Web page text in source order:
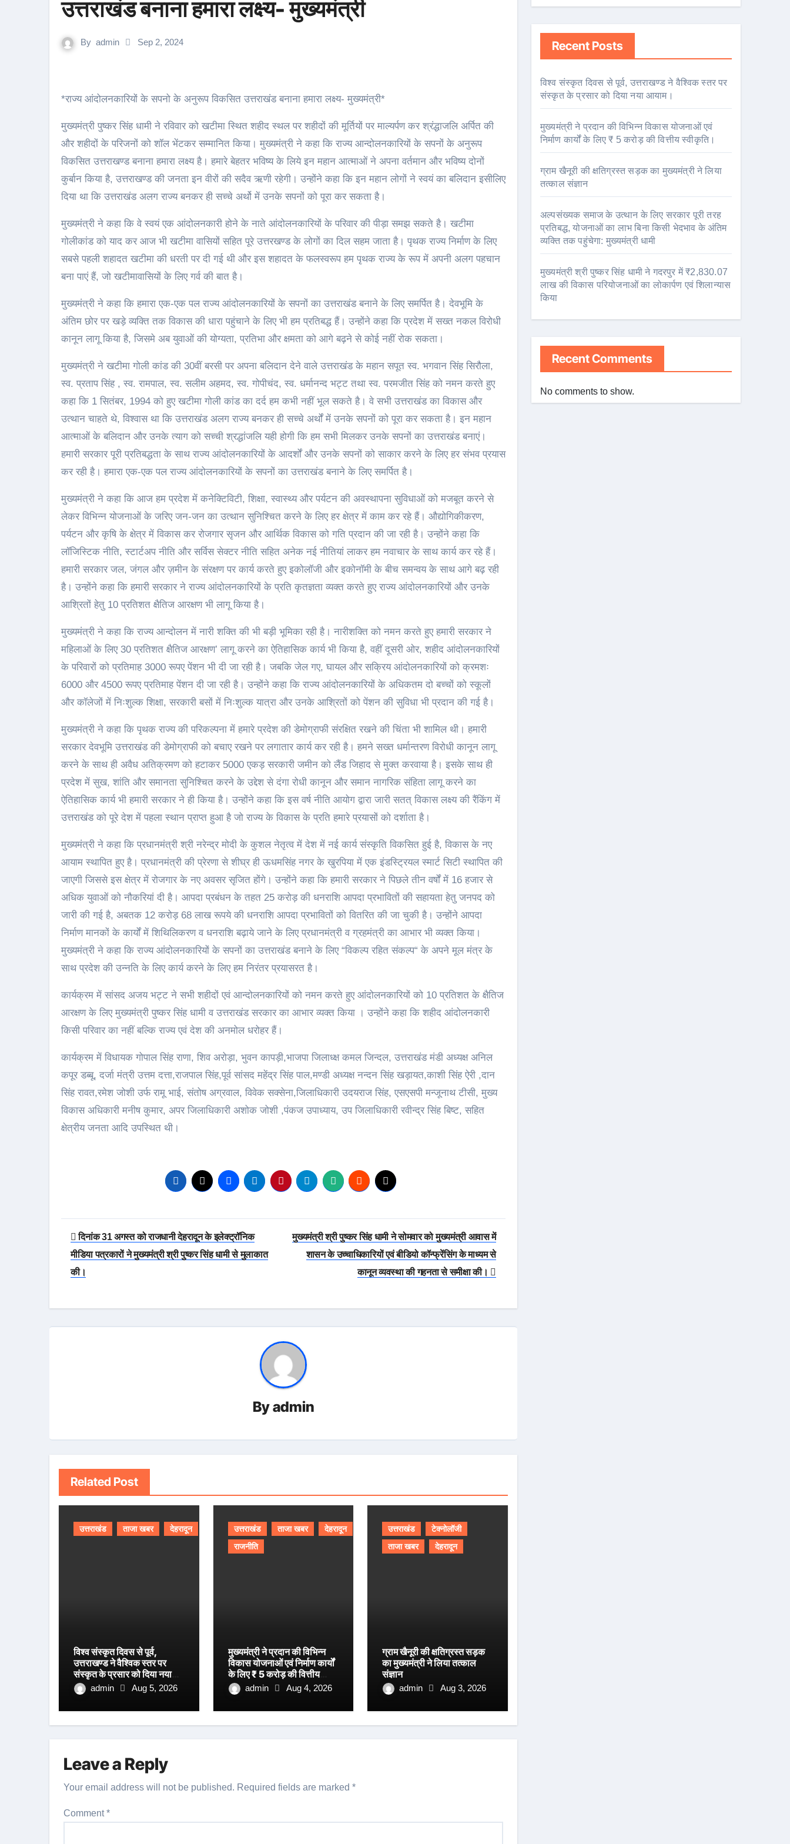
उत्तराखंड बनाना हमारा लक्ष्य- मुख्यमंत्री
By admin Sep 2, 2024
*राज्य आंदोलनकारियों के सपनो के अनुरूप विकसित उत्तराखंड बनाना हमारा लक्ष्य- मुख्यमंत्री*
मुख्यमंत्री पुष्कर सिंह धामी ने रविवार को खटीमा स्थित शहीद स्थल पर शहीदों की मूर्तियों पर माल्यर्पण कर श्रंद्धाजलि अर्पित की
और शहीदों के परिजनों को शॉल भेंटकर सम्मानित किया। मुख्यमंत्री ने कहा कि राज्य आन्दोलनकारियों के सपनों के अनुरूप
विकसित उत्तराखण्ड बनाना हमारा लक्ष्य है। हमारे बेहतर भविष्य के लिये इन महान आत्माओं ने अपना वर्तमान और भविष्य दोनों
कुर्बान किया है, उत्तराखण्ड की जनता इन वीरों की सदैव ऋणी रहेगी। उन्होंने कहा कि इन महान लोगों ने स्वयं का बलिदान इसीलिए
दिया था कि उत्तराखंड अलग राज्य बनकर ही सच्चे अर्थो में उनके सपनों को पूरा कर सकता है।
मुख्यमंत्री ने कहा कि वे स्वयं एक आंदोलनकारी होने के नाते आंदोलनकारियों के परिवार की पीड़ा समझ सकते है। खटीमा
गोलीकांड को याद कर आज भी खटीमा वासियों सहित पूरे उत्तरखण्ड के लोगों का दिल सहम जाता है। पृथक राज्य निर्माण के लिए
सबसे पहली शहादत खटीमा की धरती पर दी गई थी और इस शहादत के फलस्वरूप हम पृथक राज्य के रूप में अपनी अलग पहचान
बना पाएं हैं, जो खटीमावासियों के लिए गर्व की बात है।
मुख्यमंत्री ने कहा कि हमारा एक-एक पल राज्य आंदोलनकारियों के सपनों का उत्तराखंड बनाने के लिए समर्पित है। देवभूमि के
अंतिम छोर पर खड़े व्यक्ति तक विकास की धारा पहुंचाने के लिए भी हम प्रतिबद्ध हैं। उन्होंने कहा कि प्रदेश में सख्त नकल विरोधी
कानून लागू किया है, जिसमे अब युवाओं की योग्यता, प्रतिभा और क्षमता को आगे बढ़ने से कोई नहीं रोक सकता।
मुख्यमंत्री ने खटीमा गोली कांड की 30वीं बरसी पर अपना बलिदान देने वाले उत्तराखंड के महान सपूत स्व. भगवान सिंह सिरौला,
स्व. प्रताप सिंह , स्व. रामपाल, स्व. सलीम अहमद, स्व. गोपीचंद, स्व. धर्मानन्द भट्ट तथा स्व. परमजीत सिंह को नमन करते हुए
कहा कि 1 सितंबर, 1994 को हुए खटीमा गोली कांड का दर्द हम कभी नहीं भूल सकते है। वे सभी उत्तराखंड का विकास और
उत्थान चाहते थे, विश्वास था कि उत्तराखंड अलग राज्य बनकर ही सच्चे अर्थों में उनके सपनों को पूरा कर सकता है। इन महान
आत्माओं के बलिदान और उनके त्याग को सच्ची श्रद्धांजलि यही होगी कि हम सभी मिलकर उनके सपनों का उत्तराखंड बनाएं।
हमारी सरकार पूरी प्रतिबद्धता के साथ राज्य आंदोलनकारियों के आदर्शों और उनके सपनों को साकार करने के लिए हर संभव प्रयास
कर रही है। हमारा एक-एक पल राज्य आंदोलनकारियों के सपनों का उत्तराखंड बनाने के लिए समर्पित है।
मुख्यमंत्री ने कहा कि आज हम प्रदेश में कनेक्टिविटी, शिक्षा, स्वास्थ्य और पर्यटन की अवस्थापना सुविधाओं को मजबूत करने से
लेकर विभिन्न योजनाओं के जरिए जन-जन का उत्थान सुनिश्चित करने के लिए हर क्षेत्र में काम कर रहे हैं। औद्योगिकीकरण,
पर्यटन और कृषि के क्षेत्र में विकास कर रोजगार सृजन और आर्थिक विकास को गति प्रदान की जा रही है। उन्होंने कहा कि
लॉजिस्टिक नीति, स्टार्टअप नीति और सर्विस सेक्टर नीति सहित अनेक नई नीतियां लाकर हम नवाचार के साथ कार्य कर रहे हैं।
हमारी सरकार जल, जंगल और ज़मीन के संरक्षण पर कार्य करते हुए इकोलॉजी और इकोनॉमी के बीच समन्वय के साथ आगे बढ़ रही
है। उन्होंने कहा कि हमारी सरकार ने राज्य आंदोलनकारियों के प्रति कृतज्ञता व्यक्त करते हुए राज्य आंदोलनकारियों और उनके
आश्रितों हेतु 10 प्रतिशत क्षैतिज आरक्षण भी लागू किया है।
मुख्यमंत्री ने कहा कि राज्य आन्दोलन में नारी शक्ति की भी बड़ी भूमिका रही है। नारीशक्ति को नमन करते हुए हमारी सरकार ने
महिलाओं के लिए 30 प्रतिशत क्षैतिज आरक्षण’ लागू करने का ऐतिहासिक कार्य भी किया है, वहीं दूसरी ओर, शहीद आंदोलनकारियों
के परिवारों को प्रतिमाह 3000 रूपए पेंशन भी दी जा रही है। जबकि जेल गए, घायल और सक्रिय आंदोलनकारियों को क्रमशः
6000 और 4500 रूपए प्रतिमाह पेंशन दी जा रही है। उन्होंने कहा कि राज्य आंदोलनकारियों के अधिकतम दो बच्चों को स्कूलों
और कॉलेजों में निःशुल्क शिक्षा, सरकारी बसों में निःशुल्क यात्रा और उनके आश्रितों को पेंशन की सुविधा भी प्रदान की गई है।
मुख्यमंत्री ने कहा कि पृथक राज्य की परिकल्पना में हमारे प्रदेश की डेमोग्राफी संरक्षित रखने की चिंता भी शामिल थी। हमारी
सरकार देवभूमि उत्तराखंड की डेमोग्राफी को बचाए रखने पर लगातार कार्य कर रही है। हमने सख्त धर्मान्तरण विरोधी कानून लागू
करने के साथ ही अवैध अतिक्रमण को हटाकर 5000 एकड़ सरकारी जमीन को लैंड जिहाद से मुक्त करवाया है। इसके साथ ही
प्रदेश में सुख, शांति और समानता सुनिश्चित करने के उद्देश से दंगा रोधी कानून और समान नागरिक संहिता लागू करने का
ऐतिहासिक कार्य भी हमारी सरकार ने ही किया है। उन्होंने कहा कि इस वर्ष नीति आयोग द्वारा जारी सतत् विकास लक्ष्य की रैंकिंग में
उत्तराखंड को पूरे देश में पहला स्थान प्राप्त हुआ है जो राज्य के विकास के प्रति हमारे प्रयासों को दर्शाता है।
मुख्यमंत्री ने कहा कि प्रधानमंत्री श्री नरेन्द्र मोदी के कुशल नेतृत्व में देश में नई कार्य संस्कृति विकसित हुई है, विकास के नए
आयाम स्थापित हुए है। प्रधानमंत्री की प्रेरणा से शीघ्र ही ऊधमसिंह नगर के खुरपिया में एक इंडस्ट्रियल स्मार्ट सिटी स्थापित की
जाएगी जिससे इस क्षेत्र में रोजगार के नए अवसर सृजित होंगे। उन्होंने कहा कि हमारी सरकार ने पिछले तीन वर्षों में 16 हजार से
अधिक युवाओं को नौकरियां दी है। आपदा प्रबंधन के तहत 25 करोड़ की धनराशि आपदा प्रभावितों की सहायता हेतु जनपद को
जारी की गई है, अबतक 12 करोड़ 68 लाख रूपये की धनराशि आपदा प्रभावितों को वितरित की जा चुकी है। उन्होंने आपदा
निर्माण मानकों के कार्यों में शिथिलिकरण व धनराशि बढ़ाये जाने के लिए प्रधानमंत्री व ग्रहमंत्री का आभार भी व्यक्त किया।
मुख्यमंत्री ने कहा कि राज्य आंदोलनकारियों के सपनों का उत्तराखंड बनाने के लिए “विकल्प रहित संकल्प“ के अपने मूल मंत्र के
साथ प्रदेश की उन्नति के लिए कार्य करने के लिए हम निरंतर प्रयासरत है।
कार्यक्रम में सांसद अजय भट्ट ने सभी शहीदों एवं आन्दोलनकारियों को नमन करते हुए आंदोलनकारियों को 10 प्रतिशत के क्षैतिज
आरक्षण के लिए मुख्यमंत्री पुष्कर सिंह धामी व उत्तराखंड सरकार का आभार व्यक्त किया । उन्होंने कहा कि शहीद आंदोलनकारी
किसी परिवार का नहीं बल्कि राज्य एवं देश की अनमोल धरोहर हैं।
कार्यक्रम में विधायक गोपाल सिंह राणा, शिव अरोड़ा, भुवन कापड़ी,भाजपा जिलाध्क्ष कमल जिन्दल, उत्तराखंड मंडी अध्यक्ष अनिल
कपूर डब्बू, दर्जा मंत्री उत्तम दत्ता,राजपाल सिंह,पूर्व सांसद महेंद्र सिंह पाल,मण्डी अध्यक्ष नन्दन सिंह खड़ायत,काशी सिंह ऐरी ,दान
सिंह रावत,रमेश जोशी उर्फ रामू भाई, संतोष अग्रवाल, विवेक सक्सेना,जिलाधिकारी उदयराज सिंह, एसएसपी मन्जूनाथ टीसी, मुख्य
विकास अधिकारी मनीष कुमार, अपर जिलाधिकारी अशोक जोशी ,पंकज उपाध्याय, उप जिलाधिकारी रवीन्द्र सिंह बिष्ट, सहित
क्षेत्रीय जनता आदि उपस्थित थी।
Post
navigation
दिनांक 31 अगस्त को राजधानी देहरादून के इलेक्ट्रॉनिक
मीडिया पत्रकारों ने मुख्यमंत्री श्री पुष्कर सिंह धामी से मुलाकात
की।
मुख्यमंत्री श्री पुष्कर सिंह धामी ने सोमवार को मुख्यमंत्री आवास में
शासन के उच्चाधिकारियों एवं बीडियो कॉन्फ्रेंसिंग के माध्यम से
कानून व्यवस्था की गहनता से समीक्षा की।
Byadmin
Related Post
उत्तराखंड ताजा खबर देहरादून
विश्व संस्कृत दिवस से पूर्व,
उत्तराखण्ड ने वैश्विक स्तर पर
संस्कृत के प्रसार को दिया नया
आयाम।admin Aug 5, 2026
उत्तराखंड ताजा खबर
देहरादून
राजनीति
मुख्यमंत्री ने प्रदान की विभिन्न
विकास योजनाओं एवं निर्माण कार्यों
के लिए ₹ 5 करोड़ की वित्तीय
स्वीकृति।
admin Aug 4, 2026
उत्तराखंड
टेक्नोलॉजी
ताजा खबर
देहरादून
ग्राम खैनूरी की क्षतिग्रस्त सड़क
का मुख्यमंत्री ने लिया तत्काल
संज्ञान
admin Aug 3, 2026
Leave a Reply
Your email address will not be published. Required fields are marked *
Comment*
Recent Posts
विश्व संस्कृत दिवस से पूर्व, उत्तराखण्ड ने वैश्विक स्तर पर
संस्कृत के प्रसार को दिया नया आयाम।
मुख्यमंत्री ने प्रदान की विभिन्न विकास योजनाओं एवं
निर्माण कार्यों के लिए ₹ 5 करोड़ की वित्तीय स्वीकृति।
ग्राम खैनूरी की क्षतिग्रस्त सड़क का मुख्यमंत्री ने लिया
तत्काल संज्ञान
अल्पसंख्यक समाज के उत्थान के लिए सरकार पूरी तरह
प्रतिबद्ध, योजनाओं का लाभ बिना किसी भेदभाव के अंतिम
व्यक्ति तक पहुंचेगा: मुख्यमंत्री धामी
मुख्यमंत्री श्री पुष्कर सिंह धामी ने गदरपुर में ₹2,830.07
लाख की विकास परियोजनाओं का लोकार्पण एवं शिलान्यास
किया
Recent Comments
No comments to show.